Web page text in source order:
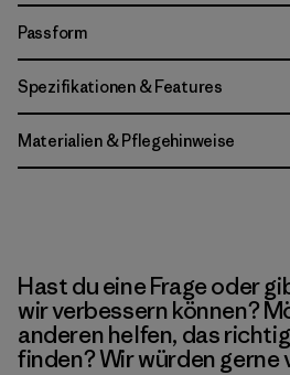
Passform
Spezifikationen & Features
Materialien & Pflegehinweise
Hast du eine Frage oder
wir verbessern können?
anderen helfen, das
finden? Wir würden gerne